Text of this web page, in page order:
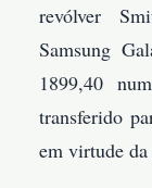
revólver
Samsung
1899,40
transferido
em virtude